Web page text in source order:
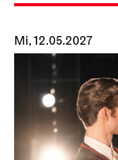
JOiNNord
Noch